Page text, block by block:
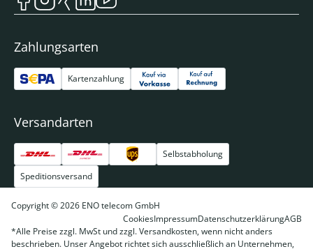
Zahlungsarten
Kartenzahlung
Versandarten
Selbstabholung
Speditionsversand
Copyright © 2026 ENO telecom GmbH
CookiesImpressumDatenschutzerklärungAGB
*Alle Preise zzgl. MwSt und zzgl. Versandkosten, wenn nicht anders
beschrieben. Unser Angebot richtet sich ausschließlich an Unternehmen,